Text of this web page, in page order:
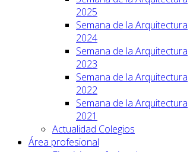
2025
Semana de la Arquitectura
2024
Semana de la Arquitectura
2023
Semana de la Arquitectura
2022
Semana de la Arquitectura
2021
Actualidad Colegios
Área profesional